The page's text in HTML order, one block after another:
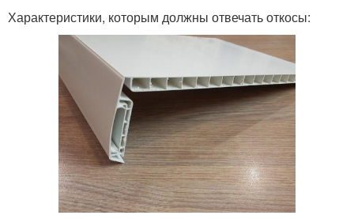
Характеристики, которым должны отвечать откосы: